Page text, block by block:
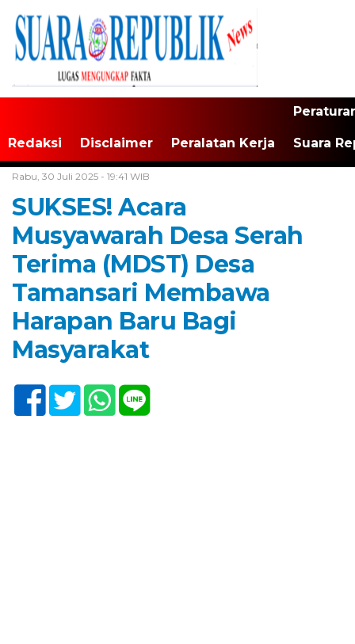
Redaksi Disclaimer Peralatan Kerja Suara
Rabu, 30 Juli 2025 - 19:41 WIB
SUKSES! Acara
Musyawarah Desa Serah
Terima (MDST) Desa
Tamansari Membawa
Harapan Baru Bagi
Masyarakat